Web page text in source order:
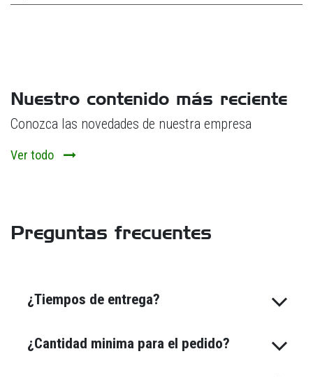
Nuestro contenido más reciente
Conozca las novedades de nuestra empresa
Ver todo
Preguntas frecuentes
¿Tiempos de entrega?
¿Cantidad minima para el pedido?